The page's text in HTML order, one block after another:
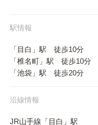
駅情報
「目白」駅 徒歩10分
「椎名町」駅 徒歩10分
「池袋」駅 徒歩20分
沿線情報
JR山手線「目白」駅